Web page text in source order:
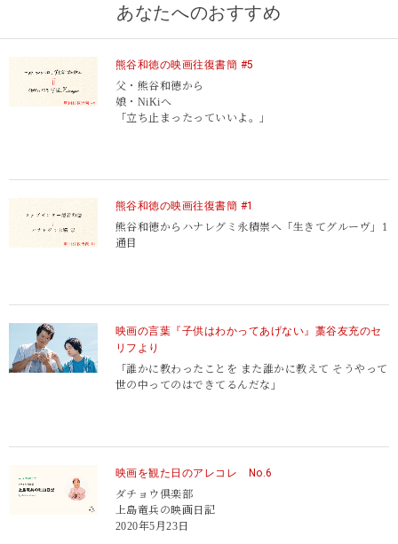
あなたへのおすすめ
熊谷和徳の映画往復書簡 #5
父・熊谷和徳から
娘・NiKiへ
「立ち止まったっていいよ。」
熊谷和徳の映画往復書簡 #1
熊谷和徳から ハナレグミ永積崇へ 「生きてグルーヴ」1
通目
映画の言葉『子供はわかってあげない』藁谷友充のセ
リフより
「誰かに教わったことを また誰かに教えて そうやって
世の中ってのはできてるんだな」
映画を観た日のアレコレ No.6
ダチョウ倶楽部
上島竜兵の映画日記
2020年5月23日